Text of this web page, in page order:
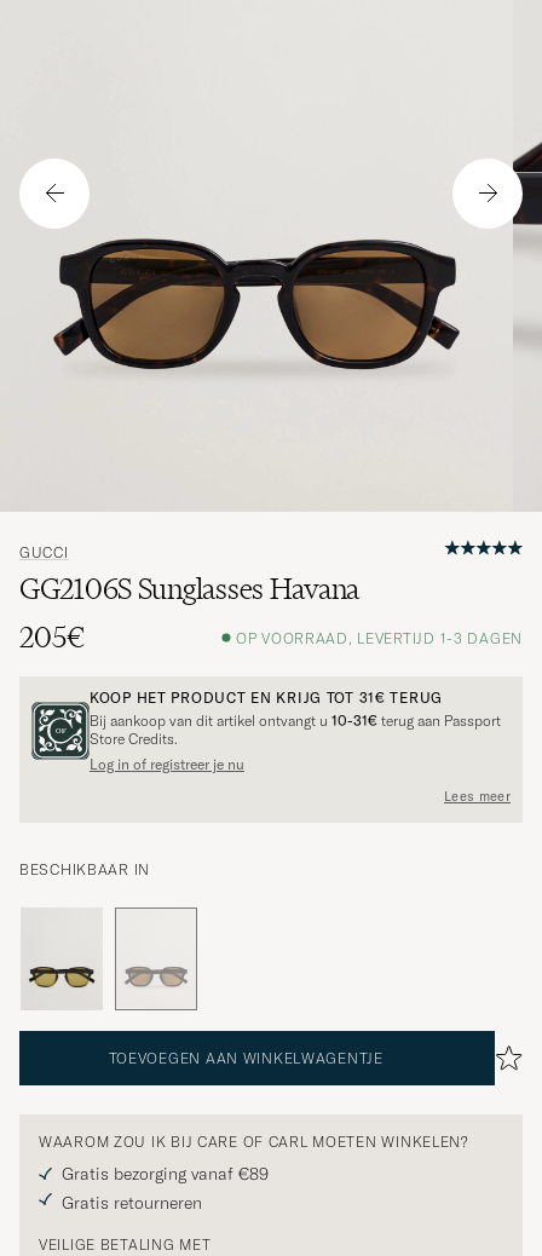
GUCCI
GG2106S Sunglasses Havana
205€
OP VOORRAAD, LEVERTIJD 1-3 DAGEN
KOOP HET PRODUCT EN KRIJG TOT 31€ TERUG
Bij aankoop van dit artikel ontvangt u 10-31€ terug aan Passport
Store Credits.
Log in of registreer je nu
Lees meer
BESCHIKBAAR IN
TOEVOEGEN AAN WINKELWAGENTJE
WAAROM ZOU IK BIJ CARE OF CARL MOETEN WINKELEN?
Gratis bezorging vanaf €89
Gratis retourneren
VEILIGE BETALING MET